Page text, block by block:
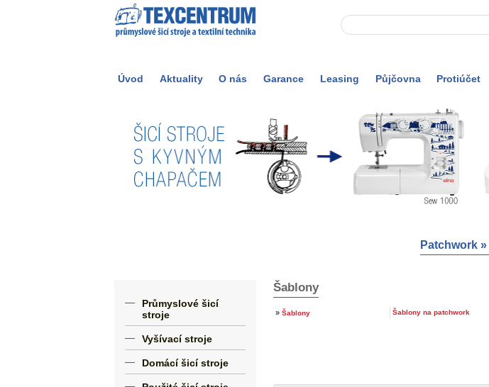
Úvod Aktuality O nás Garance Leasing Půjčovna Protiúčet
Patchwork»
Průmyslové šicí
stroje
Vyšívací stroje
Domácí šicí stroje
Šablony
» Šablony Šablony na patchwork